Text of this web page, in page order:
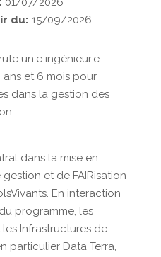
du: 15/09/2026
un.e ingénieur.e
et 6 mois pour
dans la gestion des
dans la mise en
et de FAIRisation
En interaction
programme, les
Infrastructures de
particulier Data Terra,